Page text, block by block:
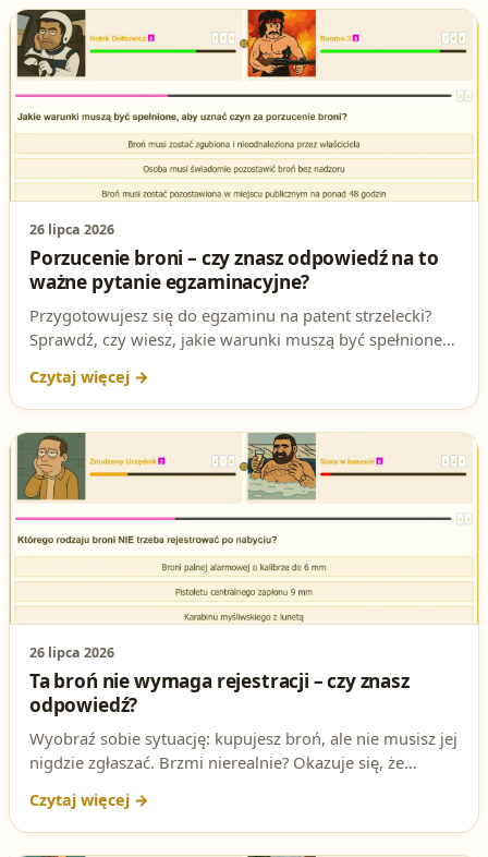
26 lipca 2026
Porzucenie broni – czy znasz odpowiedź na to
ważne pytanie egzaminacyjne?
Przygotowujesz się do egzaminu na patent strzelecki?
Sprawdź, czy wiesz, jakie warunki muszą być spełnione,
pytań, które mogą zadecydować o Twoim sukcesie na
teście!
26 lipca 2026
Ta broń nie wymaga rejestracji – czy znasz
odpowiedź?
Wyobraź sobie sytuację: kupujesz broń, ale nie musisz jej
nigdzie zgłaszać. Brzmi nierealnie? Okazuje się, że
to podchwytliwe pytanie z testu na patent strzelecki.